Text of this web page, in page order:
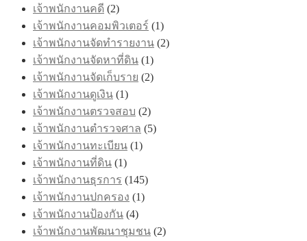
เจ้าพนักงานคดี (2)
เจ้าพนักงานคอมพิวเตอร์ (1)
เจ้าพนักงานจัดทำรายงาน (2)
เจ้าพนักงานจัดหาที่ดิน (1)
เจ้าพนักงานจัดเก็บราย (2)
เจ้าพนักงานดูเงิน (1)
เจ้าพนักงานตรวจสอบ (2)
เจ้าพนักงานตำรวจศาล (5)
เจ้าพนักงานทะเบียน (1)
เจ้าพนักงานที่ดิน (1)
เจ้าพนักงานธุรการ (145)
เจ้าพนักงานปกครอง (1)
เจ้าพนักงานป้องกัน (4)
เจ้าพนักงานพัฒนาชุมชน (2)